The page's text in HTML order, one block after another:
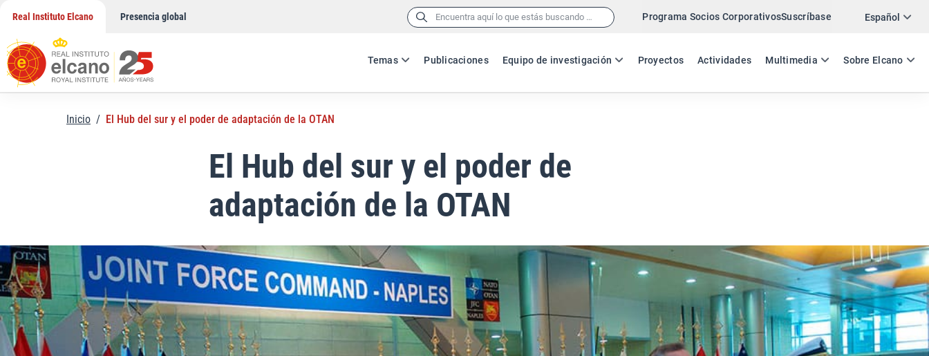
contenido
Real Instituto Elcano Presencia global Buscar: Programa Socios CorporativosSuscríbase Español
ES EN
Temas Publicaciones Equipo de investigación Proyectos Actividades Multimedia Sobre Elcano
Twitter
Inicio / El Hub del sur y el poder de adaptación de la OTAN
El Hub del sur y el poder de
adaptación de la OTAN